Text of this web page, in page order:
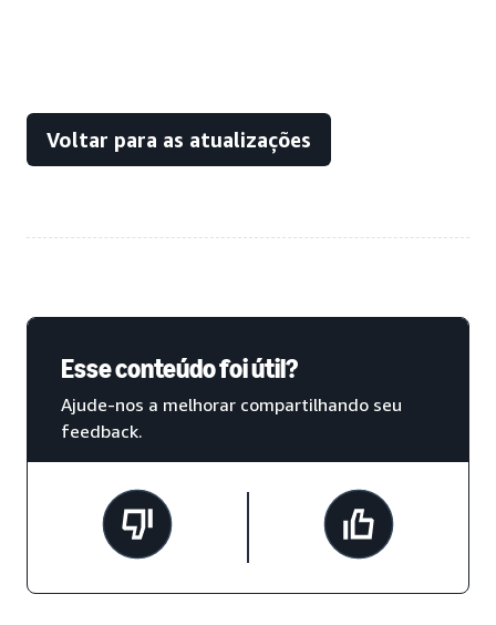
Voltar para as atualizações
Esse conteúdo foi útil?
Ajude-nos a melhorar compartilhando seu
feedback.